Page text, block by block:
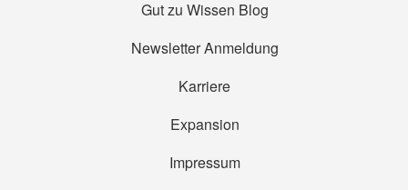
Gut zu Wissen Blog
Newsletter Anmeldung
Karriere
Expansion
Impressum